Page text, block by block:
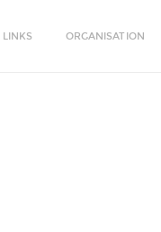
ORGANISATION